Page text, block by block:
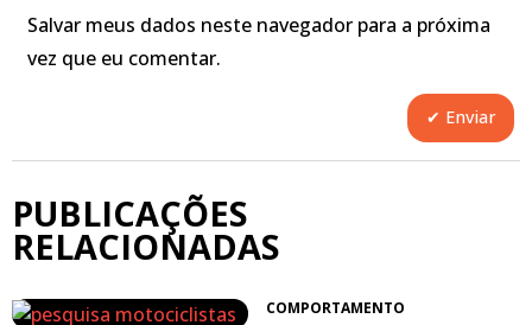
Salvar meus dados neste navegador para a próxima
vez que eu comentar.
PUBLICAÇÕES
RELACIONADAS
COMPORTAMENTO